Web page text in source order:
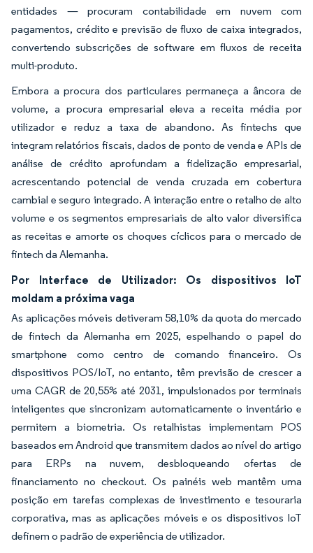
entidades — procuram contabilidade em nuvem com
pagamentos, crédito e previsão de fluxo de caixa integrados,
convertendo subscrições de software em fluxos de receita
multi-produto.
Embora a procura dos particulares permaneça a âncora de
volume, a procura empresarial eleva a receita média por
utilizador e reduz a taxa de abandono. As fintechs que
integram relatórios fiscais, dados de ponto de venda e APIs de
análise de crédito aprofundam a fidelização empresarial,
acrescentando potencial de venda cruzada em cobertura
cambial e seguro integrado. A interação entre o retalho de alto
volume e os segmentos empresariais de alto valor diversifica
as receitas e amorte os choques cíclicos para o mercado de
fintech da Alemanha.
Por Interface de Utilizador: Os dispositivos IoT
moldam a próxima vaga
As aplicações móveis detiveram 58,10% da quota do mercado
de fintech da Alemanha em 2025, espelhando o papel do
smartphone como centro de comando financeiro. Os
dispositivos POS/IoT, no entanto, têm previsão de crescer a
uma CAGR de 20,55% até 2031, impulsionados por terminais
inteligentes que sincronizam automaticamente o inventário e
permitem a biometria. Os retalhistas implementam POS
baseados em Android que transmitem dados ao nível do artigo
para ERPs na nuvem, desbloqueando ofertas de
financiamento no checkout. Os painéis web mantêm uma
posição em tarefas complexas de investimento e tesouraria
corporativa, mas as aplicações móveis e os dispositivos IoT
definem o padrão de experiência de utilizador.